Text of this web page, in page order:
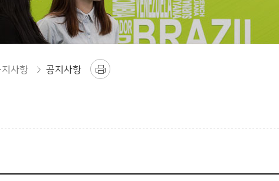
지사항 공지사항